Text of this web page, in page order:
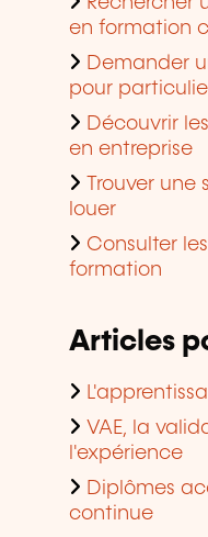
en formation
Demander
pour
Découvrir
en entreprise
Trouver
louer
Consulter
formation
Articles
VAE, la
l'expérience
Diplômes
continue